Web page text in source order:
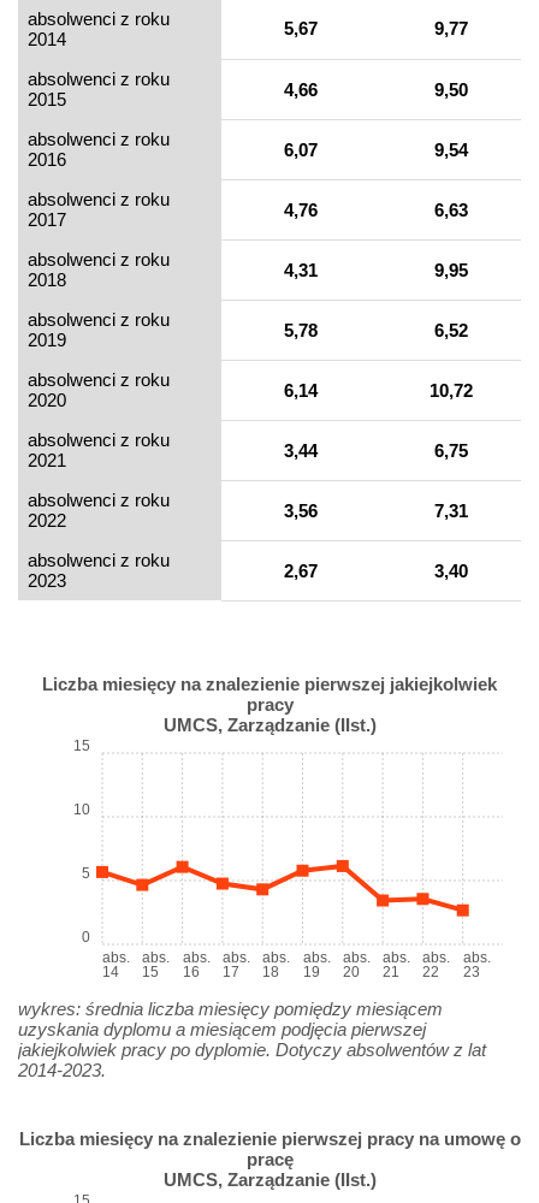
absolwenci z roku
2014
5,67 9,77
absolwenci z roku
2015
4,66 9,50
absolwenci z roku
2016
6,07 9,54
absolwenci z roku
2017
4,76 6,63
absolwenci z roku
2018
4,31 9,95
absolwenci z roku
2019
5,78 6,52
absolwenci z roku
2020
6,14 10,72
absolwenci z roku
2021
3,44 6,75
absolwenci z roku
2022
3,56 7,31
absolwenci z roku
2023
2,67 3,40
Liczba miesięcy na znalezienie pierwszej jakiejkolwiek
pracy
UMCS, Zarządzanie (IIst.)
abs.
14
abs.
15
abs.
16
abs.
17
abs.
18
abs.
19
abs.
20
abs.
21
abs.
22
abs.
23
0
5
10
15
wykres: średnia liczba miesięcy pomiędzy miesiącem
uzyskania dyplomu a miesiącem podjęcia pierwszej
jakiejkolwiek pracy po dyplomie. Dotyczy absolwentów z lat
2014-2023.
Liczba miesięcy na znalezienie pierwszej pracy na umowę o
pracę
UMCS, Zarządzanie (IIst.)